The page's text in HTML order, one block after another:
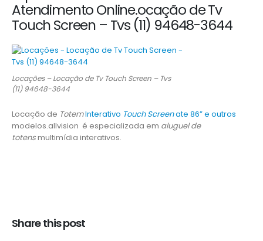
Atendimento Online.ocação de Tv
Touch Screen – Tvs (11) 94648-3644
Locações – Locação de Tv Touch Screen – Tvs
(11) 94648-3644
Locação de TotemInterativo Touch Screenate 86” e outros
modelos.allvision é especializada em aluguel de
totensmultimídia interativos.
Share this post